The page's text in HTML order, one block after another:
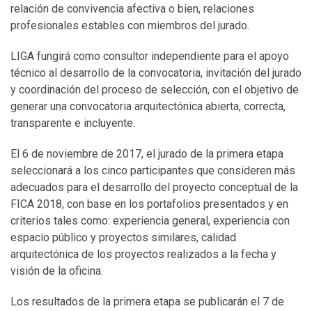
relación de convivencia afectiva o bien, relaciones
profesionales estables con miembros del jurado.
LIGA fungirá como consultor independiente para el apoyo
técnico al desarrollo de la convocatoria, invitación del jurado
y coordinación del proceso de selección, con el objetivo de
generar una convocatoria arquitectónica abierta, correcta,
transparente e incluyente.
El 6 de noviembre de 2017, el jurado de la primera etapa
seleccionará a los cinco participantes que consideren más
adecuados para el desarrollo del proyecto conceptual de la
FICA 2018, con base en los portafolios presentados y en
criterios tales como: experiencia general, experiencia con
espacio público y proyectos similares, calidad
arquitectónica de los proyectos realizados a la fecha y
visión de la oficina.
Los resultados de la primera etapa se publicarán el 7 de